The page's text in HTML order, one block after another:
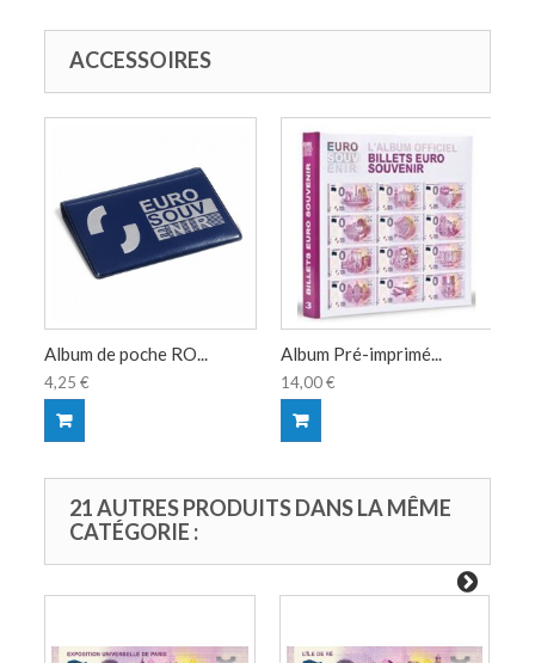
ACCESSOIRES
Album de poche RO...
4,25 €
Album Pré-imprimé...
14,00 €
21 AUTRES PRODUITS DANS LA MÊME
CATÉGORIE :